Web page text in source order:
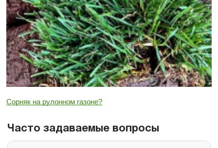
Сорняк на рулонном газоне?
Часто задаваемые вопросы